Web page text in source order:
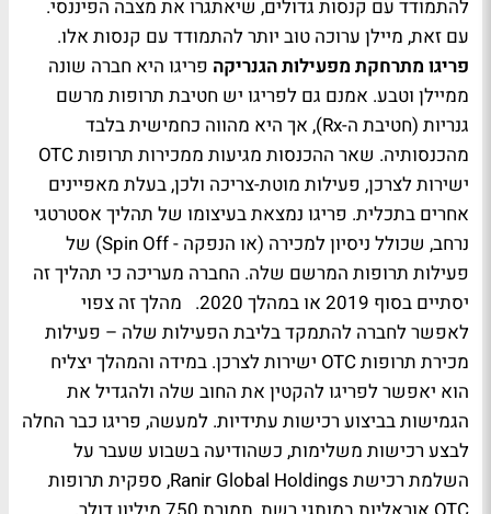
להתמודד עם קנסות גדולים, שיאתגרו את מצבה הפיננסי.
עם זאת, מיילן ערוכה טוב יותר להתמודד עם קנסות אלו.
פריגו מתרחקת מפעילות הגנריקה פריגו היא חברה שונה
ממיילן וטבע. אמנם גם לפריגו יש חטיבת תרופות מרשם
גנריות (חטיבת ה-Rx), אך היא מהווה כחמישית בלבד
מהכנסותיה. שאר ההכנסות מגיעות ממכירות תרופות OTC
ישירות לצרכן, פעילות מוטת-צריכה ולכן, בעלת מאפיינים
אחרים בתכלית. פריגו נמצאת בעיצומו של תהליך אסטרטגי
נרחב, שכולל ניסיון למכירה (או הנפקה - Spin Off) של
פעילות תרופות המרשם שלה. החברה מעריכה כי תהליך זה
יסתיים בסוף 2019 או במהלך 2020. מהלך זה צפוי
לאפשר לחברה להתמקד בליבת הפעילות שלה – פעילות
מכירת תרופות OTC ישירות לצרכן. במידה והמהלך יצליח
הוא יאפשר לפריגו להקטין את החוב שלה ולהגדיל את
הגמישות בביצוע רכישות עתידיות. למעשה, פריגו כבר החלה
לבצע רכישות משלימות, כשהודיעה בשבוע שעבר על
השלמת רכישת Ranir Global Holdings, ספקית תרופות